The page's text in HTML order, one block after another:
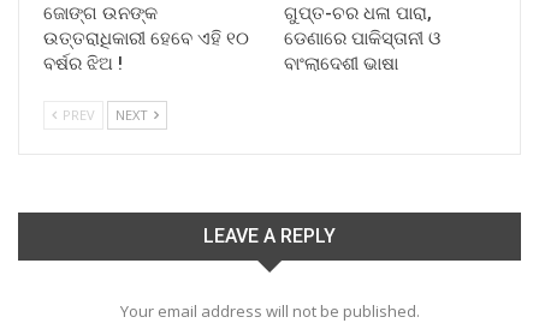
ଜୋଙ୍ଗ ଉନଙ୍କ
ଉତ୍ତରାଧିକାରୀ ହେବେ ଏହି ୧୦
ବର୍ଷର ଝିଅ !
ଗୁପ୍ତ-ଚର ଧଳା ପାରା,
ଡେଣାରେ ପାକିସ୍ତାନୀ ଓ
ବାଂଲାଦେଶୀ ଭାଷା
PREV NEXT
LEAVE A REPLY
Your email address will not be published.